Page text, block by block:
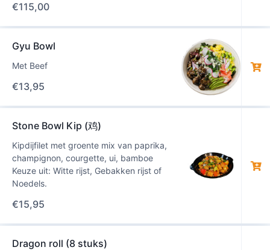
€115,00
Gyu Bowl
Met Beef
€13,95
Stone Bowl Kip (鸡)
Kipdijfilet met groente mix van paprika,
champignon, courgette, ui, bamboe
Keuze uit: Witte rijst, Gebakken rijst of
Noedels.
€15,95
Dragon roll (8 stuks)